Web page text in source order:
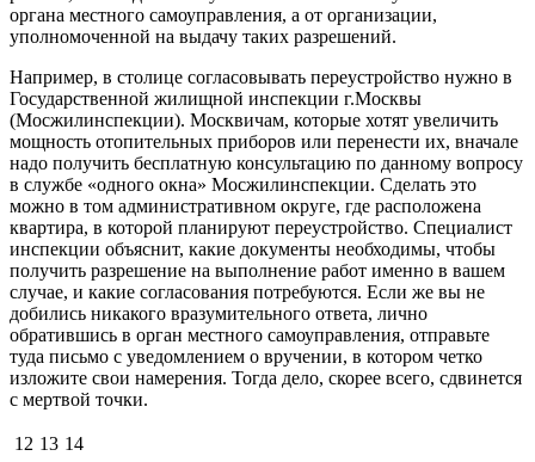
органа местного самоуправления, а от организации,
уполномоченной на выдачу таких разрешений.
Например, в столице согласовывать переустройство нужно в
Государственной жилищной инспекции г.Москвы
(Мосжилинспекции). Москвичам, которые хотят увеличить
мощность отопительных приборов или перенести их, вначале
надо получить бесплатную консультацию по данному вопросу
в службе «одного окна» Мосжилинспекции. Сделать это
можно в том административном округе, где расположена
квартира, в которой планируют переустройство. Специалист
инспекции объяснит, какие документы необходимы, чтобы
получить разрешение на выполнение работ именно в вашем
случае, и какие согласования потребуются. Если же вы не
добились никакого вразумительного ответа, лично
обратившись в орган местного самоуправления, отправьте
туда письмо с уведомлением о вручении, в котором четко
изложите свои намерения. Тогда дело, скорее всего, сдвинется
с мертвой точки.
12 13 14